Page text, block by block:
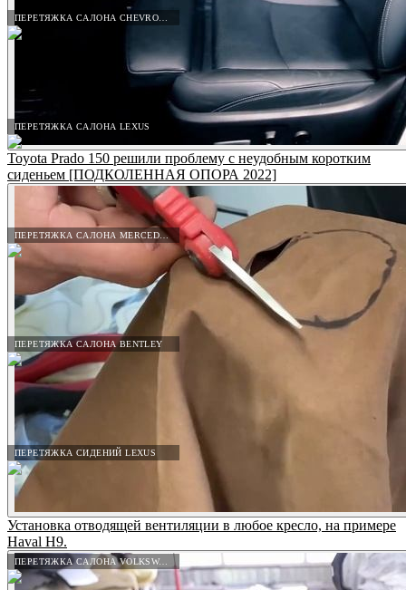
ПЕРЕТЯЖКА САЛОНА LEXUS
ПЕРЕТЯЖКА САЛОНА MERCEDES-BENZ
ПЕРЕТЯЖКА САЛОНА BENTLEY
ПЕРЕТЯЖКА СИДЕНИЙ LEXUS
ПЕРЕТЯЖКА САЛОНА VOLKSWAGEN
Toyota Prado 150 решили проблему с неудобным коротким
сиденьем [ПОДКОЛЕННАЯ ОПОРА 2022]
Установка отводящей вентиляции в любое кресло, на примере
Haval H9.